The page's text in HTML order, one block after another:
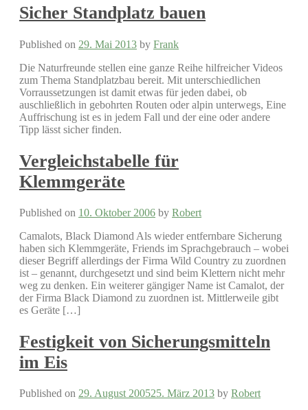
Sicher Standplatz bauen
Published on 29. Mai 2013 by Frank
Die Naturfreunde stellen eine ganze Reihe hilfreicher Videos
zum Thema Standplatzbau bereit. Mit unterschiedlichen
Vorraussetzungen ist damit etwas für jeden dabei, ob
auschließlich in gebohrten Routen oder alpin unterwegs, Eine
Auffrischung ist es in jedem Fall und der eine oder andere
Tipp lässt sicher finden.
Vergleichstabelle für
Klemmgeräte
Published on 10. Oktober 2006 by Robert
Camalots, Black Diamond Als wieder entfernbare Sicherung
haben sich Klemmgeräte, Friends im Sprachgebrauch – wobei
dieser Begriff allerdings der Firma Wild Country zu zuordnen
ist – genannt, durchgesetzt und sind beim Klettern nicht mehr
weg zu denken. Ein weiterer gängiger Name ist Camalot, der
der Firma Black Diamond zu zuordnen ist. Mittlerweile gibt
es Geräte […]
Festigkeit von Sicherungsmitteln
im Eis
Published on 29. August 200525. März 2013 by Robert